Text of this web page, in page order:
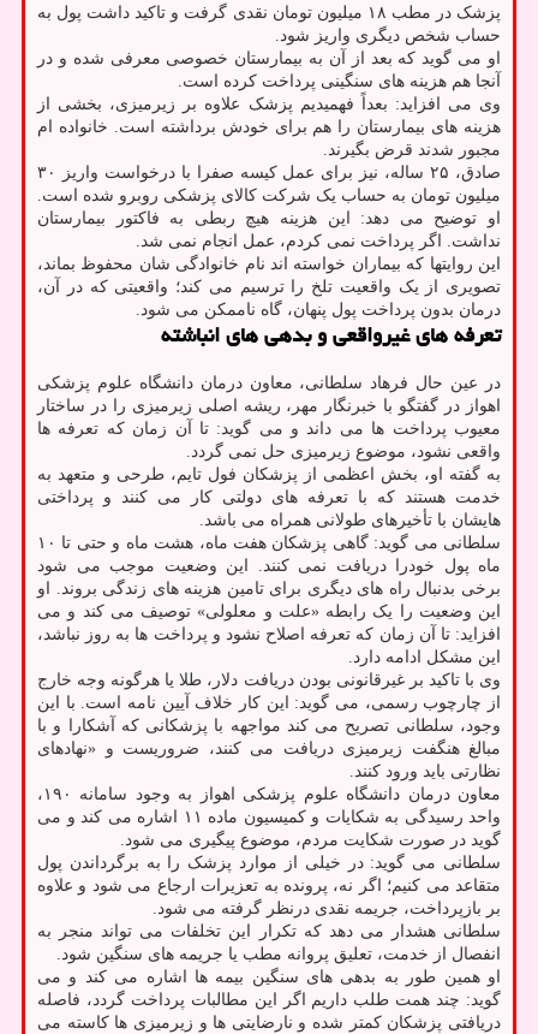
پزشک در مطب ۱۸ میلیون تومان نقدی گرفت و تاکید داشت پول به
حساب شخص دیگری واریز شود.
او می گوید که بعد از آن به بیمارستان خصوصی معرفی شده و در
آنجا هم هزینه های سنگینی پرداخت کرده است.
وی می افزاید: بعداً فهمیدیم پزشک علاوه بر زیرمیزی، بخشی از
هزینه های بیمارستان را هم برای خودش برداشته است. خانواده ام
مجبور شدند قرض بگیرند.
صادق، ۲۵ ساله، نیز برای عمل کیسه صفرا با درخواست واریز ۳۰
میلیون تومان به حساب یک شرکت کالای پزشکی روبرو شده است.
او توضیح می دهد: این هزینه هیچ ربطی به فاکتور بیمارستان
نداشت. اگر پرداخت نمی کردم، عمل انجام نمی شد.
این روایتها که بیماران خواسته اند نام خانوادگی شان محفوظ بماند،
تصویری از یک واقعیت تلخ را ترسیم می کند؛ واقعیتی که در آن،
درمان بدون پرداخت پول پنهان، گاه ناممکن می شود.
تعرفه های غیرواقعی و بدهی های انباشته
در عین حال فرهاد سلطانی، معاون درمان دانشگاه علوم پزشکی
اهواز در گفتگو با خبرنگار مهر، ریشه اصلی زیرمیزی را در ساختار
معیوب پرداخت ها می داند و می گوید: تا آن زمان که تعرفه ها
واقعی نشود، موضوع زیرمیزی حل نمی گردد.
به گفته او، بخش اعظمی از پزشکان فول تایم، طرحی و متعهد به
خدمت هستند که با تعرفه های دولتی کار می کنند و پرداختی
هایشان با تأخیرهای طولانی همراه می باشد.
سلطانی می گوید: گاهی پزشکان هفت ماه، هشت ماه و حتی تا ۱۰
ماه پول خودرا دریافت نمی کنند. این وضعیت موجب می شود
برخی بدنبال راه های دیگری برای تامین هزینه های زندگی بروند. او
این وضعیت را یک رابطه «علت و معلولی» توصیف می کند و می
افزاید: تا آن زمان که تعرفه اصلاح نشود و پرداخت ها به روز نباشد،
این مشکل ادامه دارد.
وی با تاکید بر غیرقانونی بودن دریافت دلار، طلا یا هرگونه وجه خارج
از چارچوب رسمی، می گوید: این کار خلاف آیین نامه است. با این
وجود، سلطانی تصریح می کند مواجهه با پزشکانی که آشکارا و با
مبالغ هنگفت زیرمیزی دریافت می کنند، ضروریست و «نهادهای
نظارتی باید ورود کنند.
معاون درمان دانشگاه علوم پزشکی اهواز به وجود سامانه ۱۹۰،
واحد رسیدگی به شکایات و کمیسیون ماده ۱۱ اشاره می کند و می
گوید در صورت شکایت مردم، موضوع پیگیری می شود.
سلطانی می گوید: در خیلی از موارد پزشک را به برگرداندن پول
متقاعد می کنیم؛ اگر نه، پرونده به تعزیرات ارجاع می شود و علاوه
بر بازپرداخت، جریمه نقدی درنظر گرفته می شود.
سلطانی هشدار می دهد که تکرار این تخلفات می تواند منجر به
انفصال از خدمت، تعلیق پروانه مطب یا جریمه های سنگین شود.
او همین طور به بدهی های سنگین بیمه ها اشاره می کند و می
گوید: چند همت طلب داریم اگر این مطالبات پرداخت گردد، فاصله
دریافتی پزشکان کمتر شده و نارضایتی ها و زیرمیزی ها کاسته می